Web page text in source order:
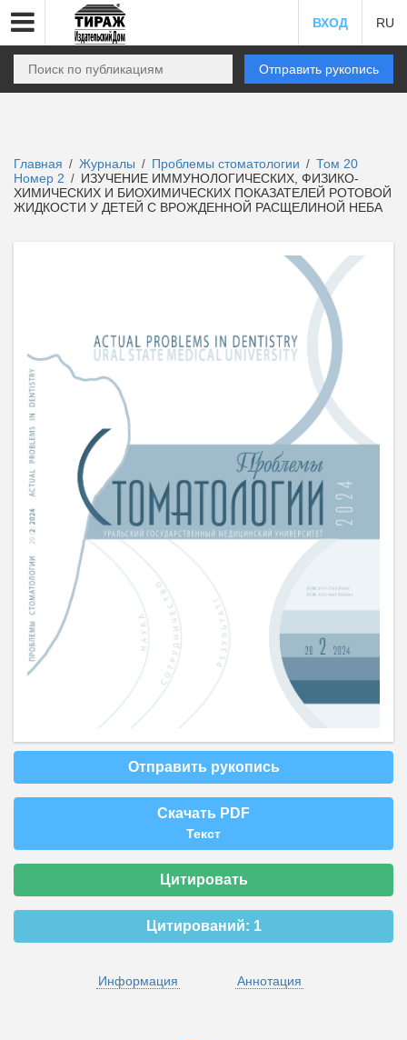
ВХОД RU
Отправить рукопись
Главная / Журналы / Проблемы стоматологии / Том 20
Номер 2 / ИЗУЧЕНИЕ ИММУНОЛОГИЧЕСКИХ, ФИЗИКО-
ХИМИЧЕСКИХ И БИОХИМИЧЕСКИХ ПОКАЗАТЕЛЕЙ РОТОВОЙ
ЖИДКОСТИ У ДЕТЕЙ С ВРОЖДЕННОЙ РАСЩЕЛИНОЙ НЕБА
Отправить рукопись
Скачать PDF
Текст
Цитировать
Цитирований: 1
Информация Аннотация